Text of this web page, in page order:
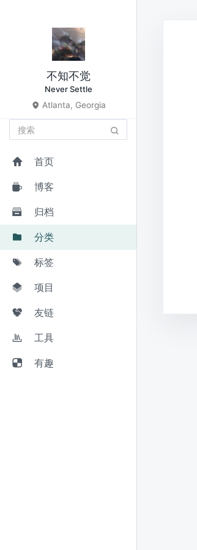
不知不觉
Never Settle
Atlanta, Georgia
首页
博客
归档
分类
标签
项目
友链
工具
有趣